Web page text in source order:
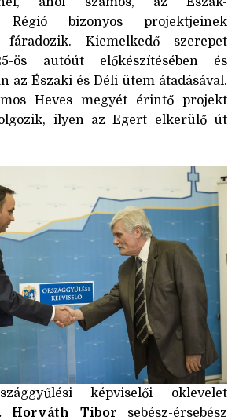
Régió bizonyos projektjeinek
fáradozik. Kiemelkedő szerepet
ös autóút előkészítésében és
az Északi és Déli ütem átadásával.
Heves megyét érintő projekt
ilyen az Egert elkerülő út
képviselői oklevelet
Horváth Tibor sebész-érsebész